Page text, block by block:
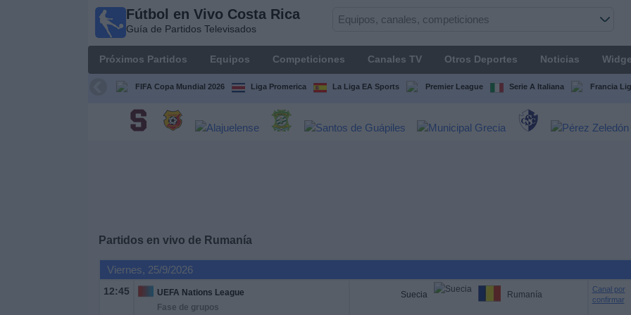
Fútbol en Vivo Costa Rica
Guía de Partidos Televisados
Próximos Partidos Equipos Competiciones Canales TV Otros Deportes Noticias
FIFA Copa Mundial 2026 Liga Promerica La Liga EA Sports Premier League Serie A Italiana Francia
Partidos en vivo de Rumanía
Viernes, 25/9/2026
12:45
UEFA Nations League
Fase de grupos
Suecia Rumanía
Canal por
confirmar